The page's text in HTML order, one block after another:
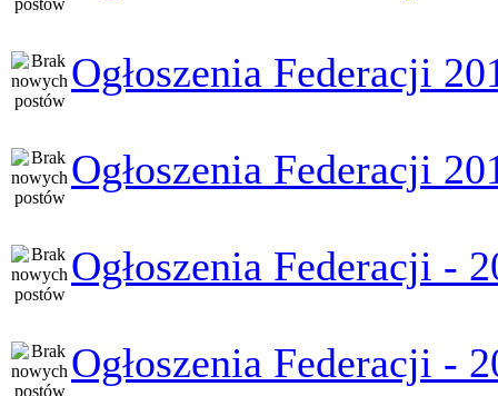
Ogłoszenia Federacji
Ogłoszenia Federacji
Ogłoszenia Federacji -
Ogłoszenia Federacji -